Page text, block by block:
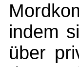
indem
über